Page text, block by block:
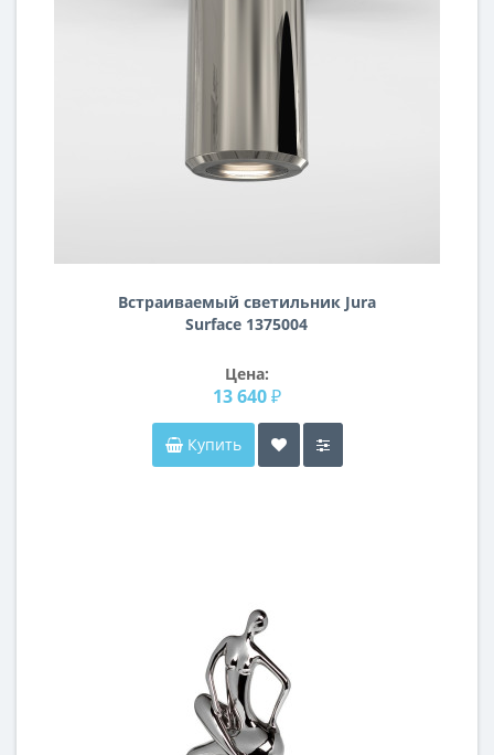
Встраиваемый светильник Jura
Surface 1375004
Цена:
13 640 ₽
Купить